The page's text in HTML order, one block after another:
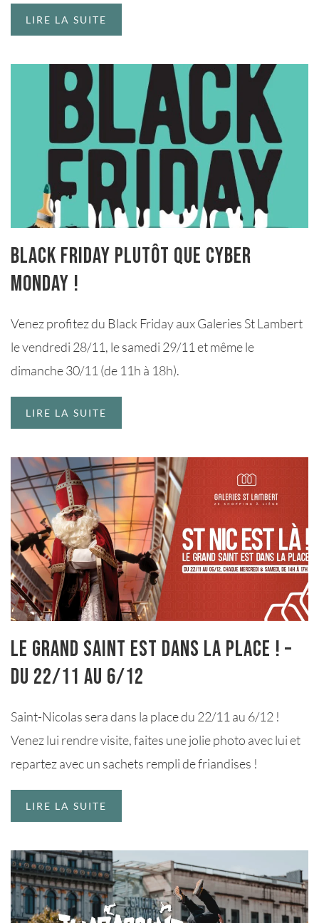
LIRE LA SUITE
Black Friday plutôt que cyber
Monday !
Venez profitez du Black Friday aux Galeries St Lambert
le vendredi 28/11, le samedi 29/11 et même le
dimanche 30/11 (de 11h à 18h).
LIRE LA SUITE
Le Grand Saint est dans la place ! –
Du 22/11 au 6/12
Saint-Nicolas sera dans la place du 22/11 au 6/12 !
Venez lui rendre visite, faites une jolie photo avec lui et
repartez avec un sachets rempli de friandises !
LIRE LA SUITE